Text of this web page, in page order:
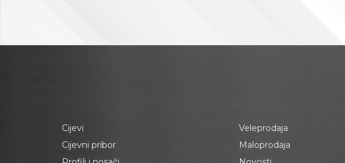
Cijevi
Cijevni pribor
Veleprodaja
Maloprodaja